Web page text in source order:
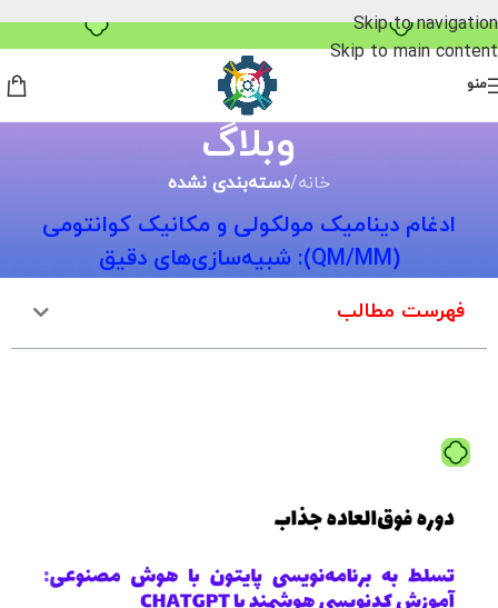
Skip to navigation
Skip to main content
منو
وبلاگ
خانه/دسته‌بندی نشده
ادغام دینامیک مولکولی و مکانیک کوانتومی
(QM/MM): شبیه‌سازی‌های دقیق
فهرست مطالب